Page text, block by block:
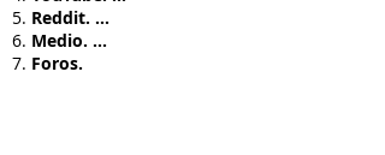
Reddit. ...
Medio. ...
Foros.